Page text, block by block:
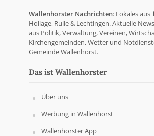
Wallenhorster Nachrichten: Lokales aus
Hollage, Rulle & Lechtingen. Aktuelle
aus Politik, Verwaltung, Vereinen,
Kirchengemeinden, Wetter und
Gemeinde Wallenhorst.
Das ist Wallenhorster
Über uns
Werbung in Wallenhorst
Wallenhorster App